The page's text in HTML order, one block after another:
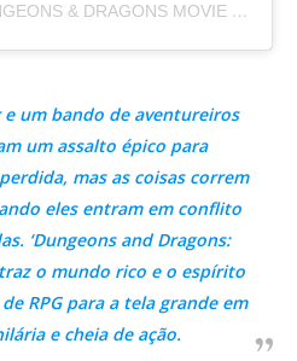
A POST SHARED BY DUNGEONS & DRAGONS MOVIE (@DUNGEONSANDDRAGONSMOVIE)
um bando de aventureiros
um assalto épico para
mas as coisas correm
eles entram em conflito
‘Dungeons and Dragons:
o mundo rico e o espírito
RPG para a tela grande em
e cheia de ação.